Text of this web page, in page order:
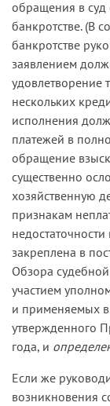
принятие
новых
Одним из
должника
должника
обращения в суд
банкротстве. (В
банкротстве
заявлением
удовлетворение
нескольких
исполнения
платежей в
обращение
существенно
хозяйственную
признакам
закреплена в
Обзора
участием
и применяемых в
утвержденного
года, и
Если же
возникновения